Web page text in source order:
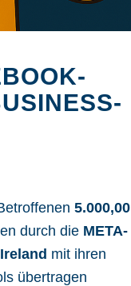
T
5.000,00
durch die META-
mit ihren
übertragen